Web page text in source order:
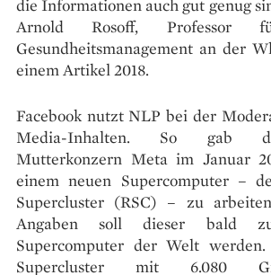
die Informationen auch gut genug
Arnold Rosoff,
Gesundheitsmanagement an der
einem Artikel 2018.
Facebook nutzt NLP bei der
Media-Inhalten. So gab
Mutterkonzern Meta im Januar
einem neuen Supercomputer –
Supercluster (RSC) – zu
Angaben soll dieser bald
Supercomputer der Welt
Supercluster mit 6.080